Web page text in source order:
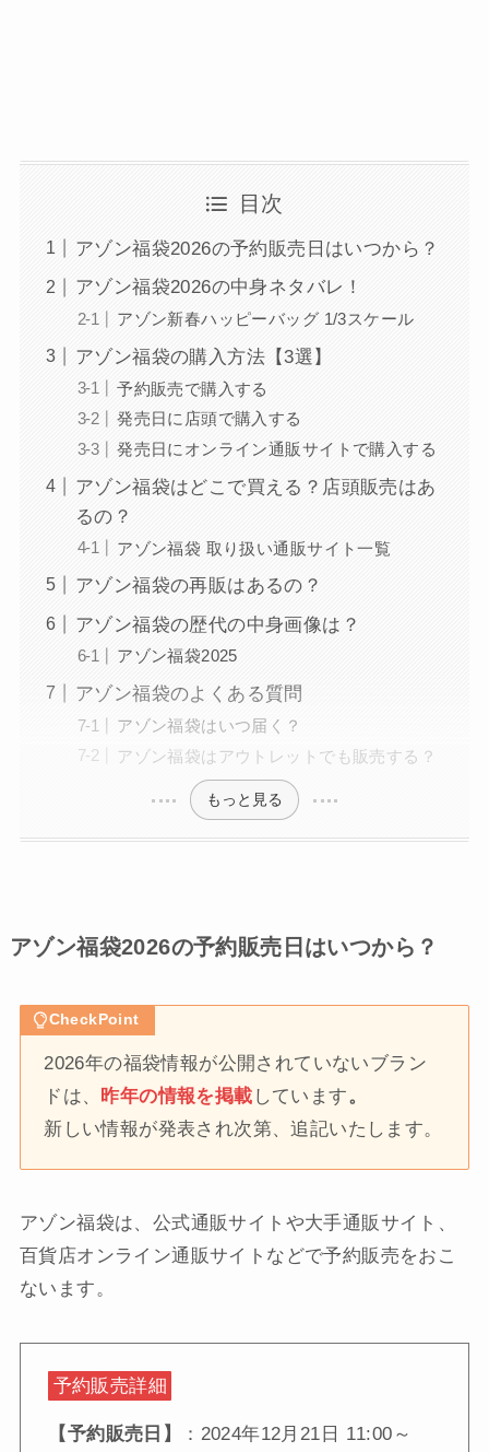
目次
アゾン福袋2026の予約販売日はいつから？
アゾン福袋2026の中身ネタバレ！
アゾン新春ハッピーバッグ 1/3スケール
アゾン福袋の購入方法【3選】
予約販売で購入する
発売日に店頭で購入する
発売日にオンライン通販サイトで購入する
アゾン福袋はどこで買える？店頭販売はあ
るの？
アゾン福袋 取り扱い通販サイト一覧
アゾン福袋の再販はあるの？
アゾン福袋の歴代の中身画像は？
アゾン福袋2025
アゾン福袋のよくある質問
アゾン福袋はいつ届く？
アゾン福袋はアウトレットでも販売する？
もっと見る
アゾン福袋2026の予約販売日はいつから？
CheckPoint
2026年の福袋情報が公開されていないブラン
ドは、 昨年の情報を掲載 しています。
新しい情報が発表され次第、追記いたします。
アゾン福袋は、公式通販サイトや大手通販サイト、
百貨店オンライン通販サイトなどで予約販売をおこ
ないます。
予約販売詳細
【予約販売日】 ：2024年12月21日 11:00～